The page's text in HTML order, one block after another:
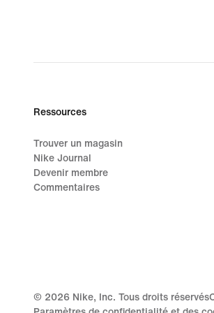
Ressources
Trouver un magasin
Nike Journal
Devenir membre
Commentaires
© 2026 Nike, Inc. Tous droits réservés